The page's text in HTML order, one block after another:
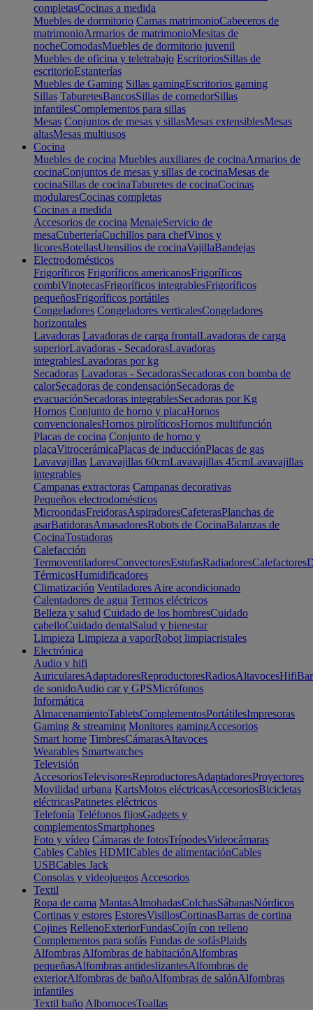
completasCocinas a medida
Muebles de dormitorio Camas matrimonioCabeceros de
matrimonioArmarios de matrimonioMesitas de
nocheComodasMuebles de dormitorio juvenil
Muebles de oficina y teletrabajo EscritoriosSillas de
escritorioEstanterías
Muebles de Gaming Sillas gamingEscritorios gaming
Sillas TaburetesBancosSillas de comedorSillas
infantilesComplementos para sillas
Mesas Conjuntos de mesas y sillasMesas extensiblesMesas
altasMesas multiusos
Cocina
Muebles de cocina Muebles auxiliares de cocinaArmarios de
cocinaConjuntos de mesas y sillas de cocinaMesas de
cocinaSillas de cocinaTaburetes de cocinaCocinas
modularesCocinas completas
Cocinas a medida
Accesorios de cocina MenajeServicio de
mesaCuberteríaCuchillos para chefVinos y
licoresBotellasUtensilios de cocinaVajillaBandejas
Electrodomésticos
Frigoríficos Frigoríficos americanosFrigoríficos
combiVinotecasFrigoríficos integrablesFrigoríficos
pequeñosFrigoríficos portátiles
Congeladores Congeladores verticalesCongeladores
horizontales
Lavadoras Lavadoras de carga frontalLavadoras de carga
superiorLavadoras - SecadorasLavadoras
integrablesLavadoras por kg
Secadoras Lavadoras - SecadorasSecadoras con bomba de
calorSecadoras de condensaciónSecadoras de
evacuaciónSecadoras integrablesSecadoras por Kg
Hornos Conjunto de horno y placaHornos
convencionalesHornos pirolíticosHornos multifunción
Placas de cocina Conjunto de horno y
placaVitrocerámicaPlacas de inducciónPlacas de gas
Lavavajillas Lavavajillas 60cmLavavajillas 45cmLavavajillas
integrables
Campanas extractoras Campanas decorativas
Pequeños electrodomésticos
MicroondasFreidorasAspiradoresCafeterasPlanchas de
asarBatidorasAmasadoresRobots de CocinaBalanzas de
CocinaTostadoras
Calefacción
TermoventiladoresConvectoresEstufasRadiadoresCalefactores
TérmicosHumidificadores
Climatización Ventiladores Aire acondicionado
Calentadores de agua Termos eléctricos
Belleza y salud Cuidado de los hombresCuidado
cabelloCuidado dentalSalud y bienestar
Limpieza Limpieza a vaporRobot limpiacristales
Electrónica
Audio y hifi
AuricularesAdaptadoresReproductoresRadiosAltavocesHifi
de sonidoAudio car y GPSMicrófonos
Informática
AlmacenamientoTabletsComplementosPortátilesImpresoras
Gaming & streaming Monitores gamingAccesorios
Smart home TimbresCámarasAltavoces
Wearables Smartwatches
Televisión
AccesoriosTelevisoresReproductoresAdaptadoresProyectores
Movilidad urbana KartsMotos eléctricasAccesoriosBicicletas
eléctricasPatinetes eléctricos
Telefonía Teléfonos fijosGadgets y
complementosSmartphones
Foto y vídeo Cámaras de fotosTrípodesVideocámaras
Cables Cables HDMICables de alimentaciónCables
USBCables Jack
Consolas y videojuegos Accesorios
Textil
Ropa de cama MantasAlmohadasColchasSábanasNórdicos
Cortinas y estores EstoresVisillosCortinasBarras de cortina
Cojines RellenoExteriorFundasCojín con relleno
Complementos para sofás Fundas de sofásPlaids
Alfombras Alfombras de habitaciónAlfombras
pequeñasAlfombras antideslizantesAlfombras de
exteriorAlfombras de bañoAlfombras de salónAlfombras
infantiles
Textil baño AlbornocesToallas